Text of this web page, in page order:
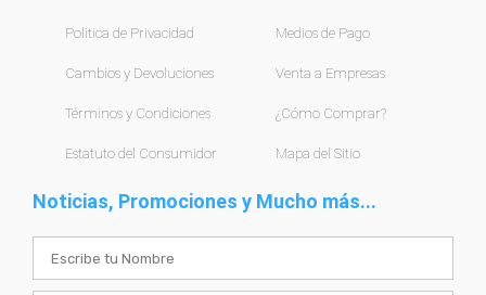
Politica de Privacidad
Cambios y Devoluciones
Términos y Condiciones
Estatuto del Consumidor
Medios de Pago
Venta a Empresas
¿Cómo Comprar?
Mapa del Sitio
Noticias, Promociones y Mucho más...